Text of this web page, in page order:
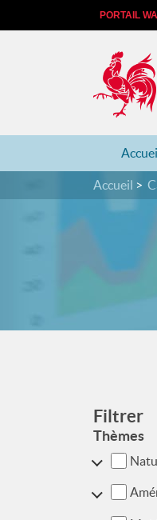
PORTAIL
Accueil
Filtrer
Thèmes